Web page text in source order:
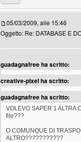
05/03/2009, alle 15:46
Oggetto: Re: DATABASE E
guadagnafree ha scritto:
creative-pixel ha scritto:
guadagnafree ha scritto:
VOLEVO SAPER 1 ALTRA
file???
O COMUNQUE DI
ALTRO???????????